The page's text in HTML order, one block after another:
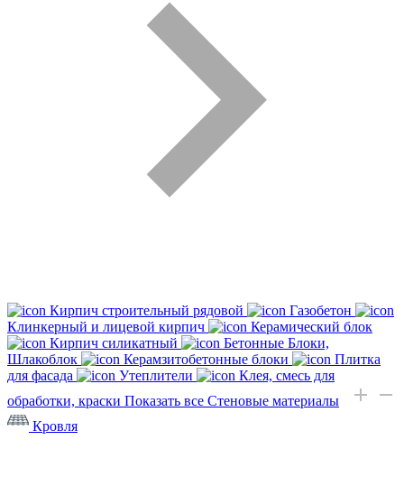
Кирпич строительный рядовой
Газобетон
Клинкерный и лицевой кирпич
Керамический блок
Кирпич силикатный
Бетонные Блоки,
Шлакоблок
Керамзитобетонные блоки
Плитка
для фасада
Утеплители
Клея, смесь для
обработки, краски Показать все Стеновые материалы
Кровля